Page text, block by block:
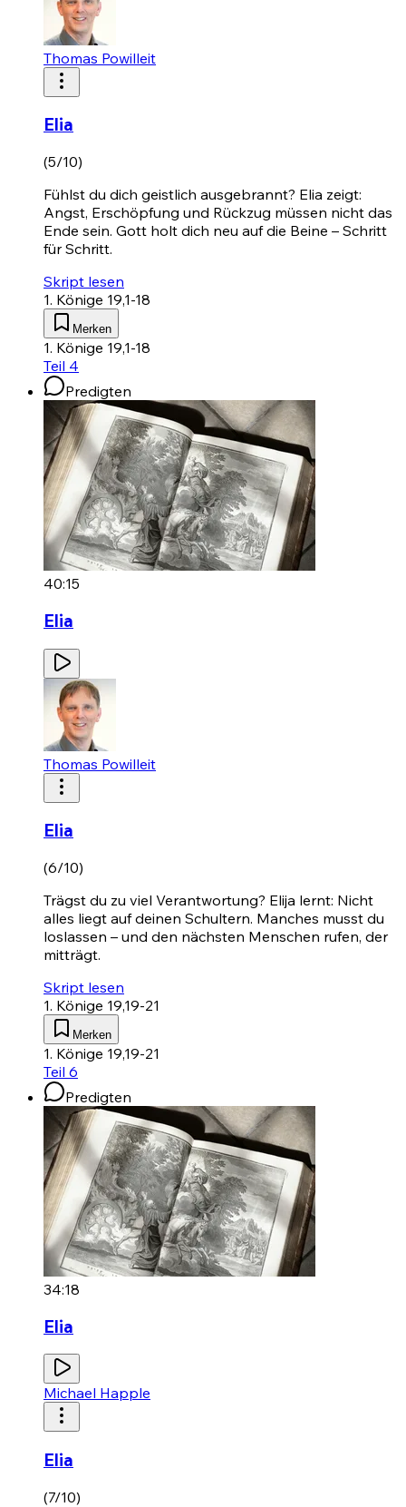
Thomas Powilleit
Elia
(5/10)
Fühlst du dich geistlich ausgebrannt? Elia zeigt:
Angst, Erschöpfung und Rückzug müssen nicht das
Ende sein. Gott holt dich neu auf die Beine – Schritt
für Schritt.
Skript lesen
1. Könige 19,1-18
Merken
1. Könige 19,1-18
Teil 4
Predigten
40:15
Elia
Thomas Powilleit
Elia
(6/10)
Trägst du zu viel Verantwortung? Elija lernt: Nicht
alles liegt auf deinen Schultern. Manches musst du
loslassen – und den nächsten Menschen rufen, der
mitträgt.
Skript lesen
1. Könige 19,19-21
Merken
1. Könige 19,19-21
Teil 6
Predigten
34:18
Elia
Michael Happle
Elia
(7/10)